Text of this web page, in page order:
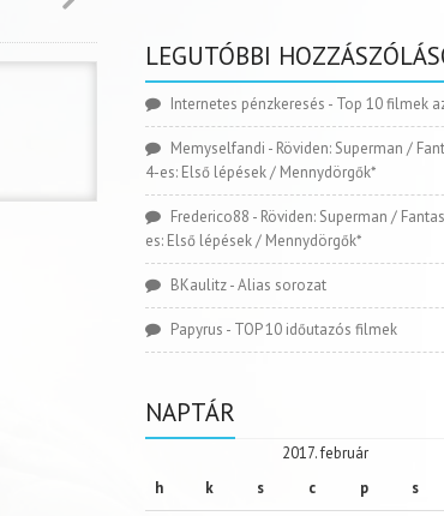
LEGUTÓBBI
Internetes pénzkeresés - Top 10 filmek
Memyselfandi - Röviden: Superman /
4-es: Első lépések / Mennydörgők*
Frederico88 - Röviden: Superman /
es: Első lépések / Mennydörgők*
BKaulitz-Alias sorozat
Papyrus - TOP 10 időutazós filmek
NAPTÁR
2017. február
h
k s c p s